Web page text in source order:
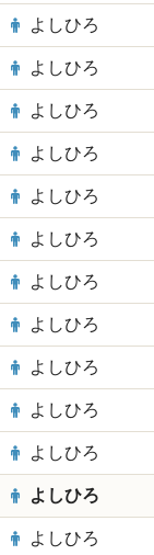
よしひろ
よしひろ
よしひろ
よしひろ
よしひろ
よしひろ
よしひろ
よしひろ
よしひろ
よしひろ
よしひろ
よしひろ
よしひろ